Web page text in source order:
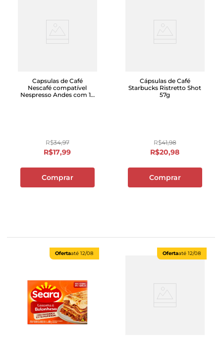
Capsulas de Café
Nescafé compatível
Nespresso Andes com 10
R$34,97
R$17,99
Comprar
Cápsulas de Café
Starbucks Ristretto Shot
57g
R$41,98
R$20,98
Comprar
Ofertaaté 12/08 Ofertaaté 12/08